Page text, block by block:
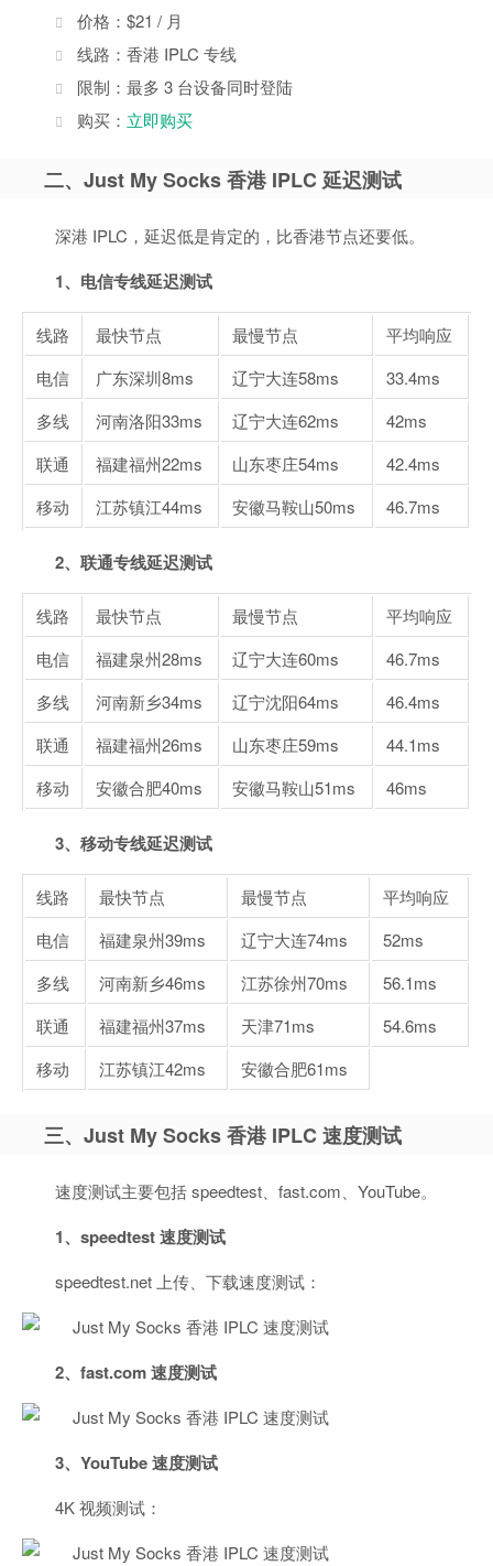
价格：$21 / 月
线路：香港 IPLC 专线
限制：最多 3 台设备同时登陆
购买： 立即购买
二、Just My Socks 香港 IPLC 延迟测试
深港 IPLC，延迟低是肯定的，比香港节点还要低。
1、电信专线延迟测试
线路 最快节点 最慢节点
平均响应
电信
广东深圳8ms 辽宁大连58ms
33.4ms
多线
河南洛阳33ms 辽宁大连62ms
42ms
联通
福建福州22ms 山东枣庄54ms
42.4ms
移动
江苏镇江44ms 安徽马鞍山50ms 46.7ms
2、联通专线延迟测试
线路 最快节点 最慢节点
平均响应
电信
福建泉州28ms 辽宁大连60ms
46.7ms
多线
河南新乡34ms 辽宁沈阳64ms
46.4ms
联通
福建福州26ms 山东枣庄59ms
44.1ms
移动
安徽合肥40ms 安徽马鞍山51ms 46ms
3、移动专线延迟测试
线路 最快节点 最慢节点
平均响应
电信
福建泉州39ms 辽宁大连74ms
52ms
多线
河南新乡46ms 江苏徐州70ms
56.1ms
联通
福建福州37ms 天津71ms
54.6ms
移动
江苏镇江42ms 安徽合肥61ms
三、Just My Socks 香港 IPLC 速度测试
速度测试主要包括 speedtest、fast.com、YouTube。
1、speedtest 速度测试
speedtest.net 上传、下载速度测试：
2、fast.com 速度测试
3、YouTube 速度测试
4K 视频测试：